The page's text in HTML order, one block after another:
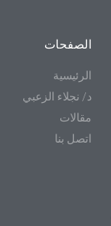
الصفحات
الرئيسية
د/ نجلاء الزعبي
مقالات
اتصل بنا